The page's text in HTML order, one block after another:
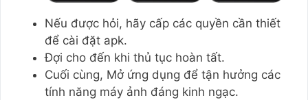
Nếu được hỏi, hãy cấp các quyền cần thiết
để cài đặt apk.
Đợi cho đến khi thủ tục hoàn tất.
Cuối cùng, Mở ứng dụng để tận hưởng các
tính năng máy ảnh đáng kinh ngạc.